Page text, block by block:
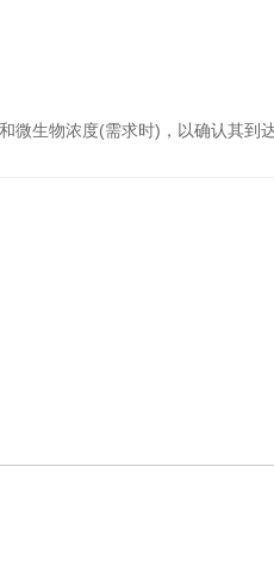
微生物浓度(需求时)，以确认其到